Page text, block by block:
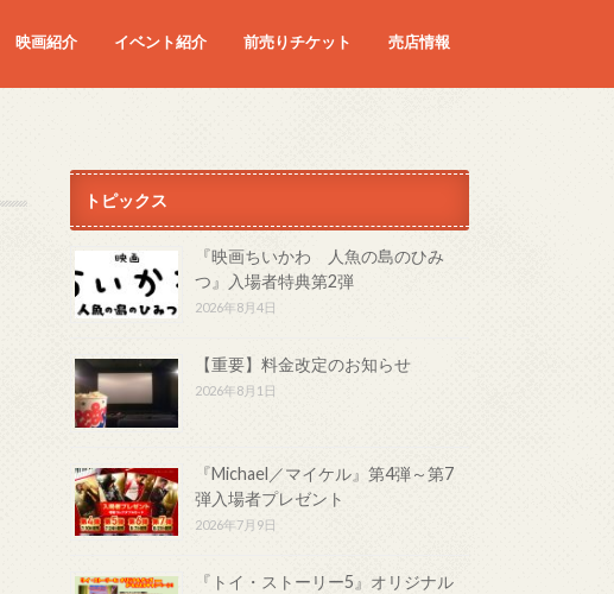
映画紹介 イベント紹介 前売りチケット 売店情報
トピックス
『映画ちいかわ 人魚の島のひみ
つ』入場者特典第2弾
2026年8月4日
【重要】料金改定のお知らせ
2026年8月1日
『Michael／マイケル』第4弾～第7
弾入場者プレゼント
2026年7月9日
『トイ・ストーリー5』オリジナル